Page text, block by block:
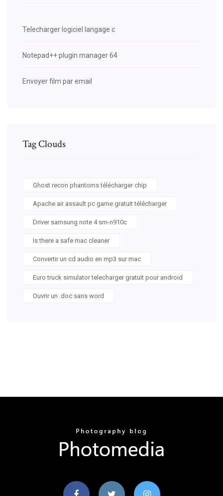
Telecharger logiciel langage c
Notepad++ plugin manager 64
Envoyer film par email
Tag Clouds
Ghost recon phantoms télécharger chip
Apache air assault pc game gratuit télécharger
Driver samsung note 4 sm-n910c
Is there a safe mac cleaner
Convertir un cd audio en mp3 sur mac
Euro truck simulator telecharger gratuit pour android
Ouvrir un .doc sans word